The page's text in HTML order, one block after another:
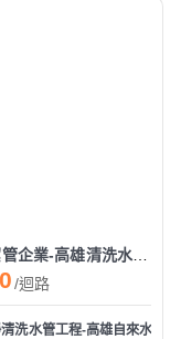
派克霖潔管企業-高雄清洗水管|清洗水塔|冷熱水變小|熱水管阻塞|通水管|熱水器除垢
/迴路
洗水管工程-高雄自來水管